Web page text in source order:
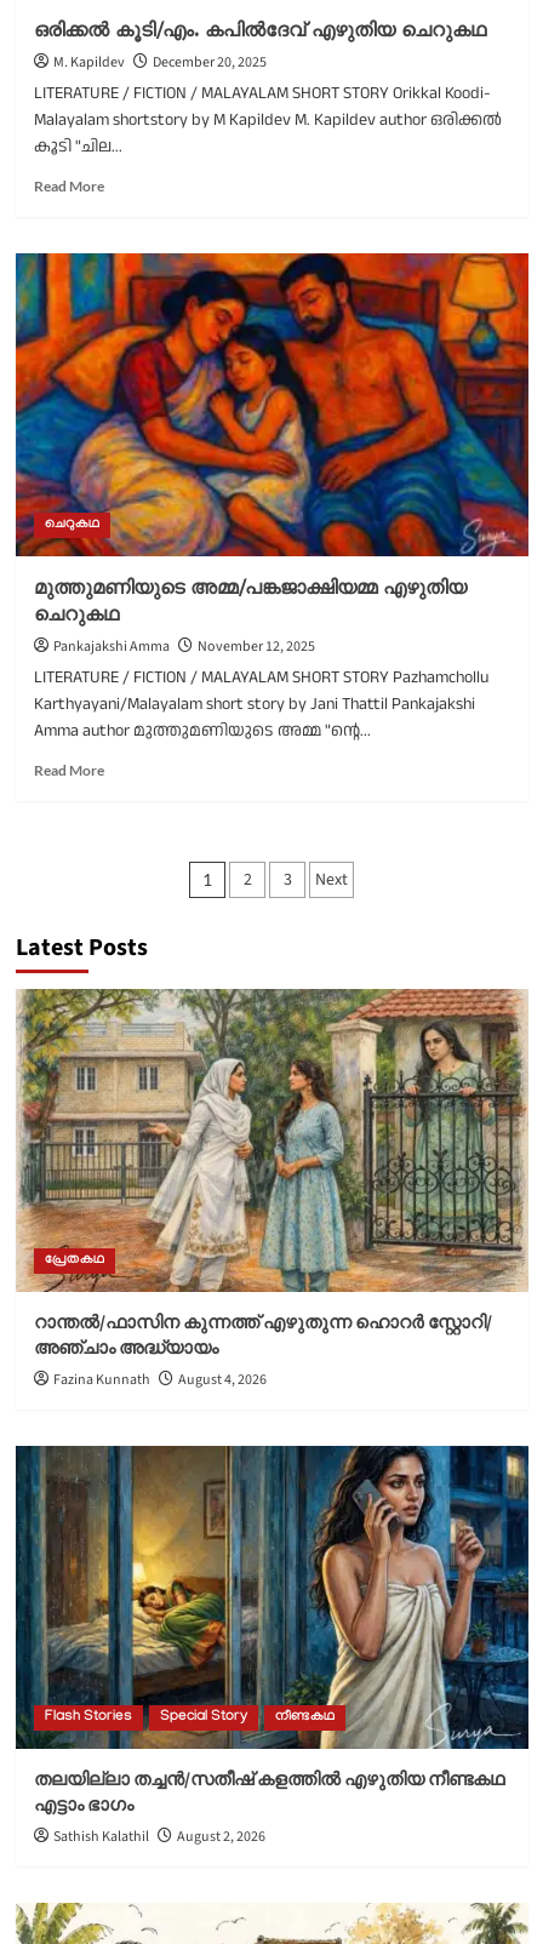
ഒരിക്കൽ കൂടി/എം. കപിൽദേവ് എഴുതിയ ചെറുകഥ
M. Kapildev December 20, 2025
LITERATURE / FICTION / MALAYALAM SHORT STORY Orikkal Koodi-
Malayalam shortstory by M Kapildev M. Kapildev author ഒരിക്കൽ
കൂടി "ചില...
Read MoreRead
ഒരിക്കൽ
കൂടി/
എം.
കപിൽദേവ്
എഴുതിയ
ചെറുകഥ
ചെറുകഥ
മുത്തുമണിയുടെ അമ്മ/പങ്കജാക്ഷിയമ്മ എഴുതിയ
ചെറുകഥ
Pankajakshi Amma November 12, 2025
LITERATURE / FICTION / MALAYALAM SHORT STORY Pazhamchollu
Karthyayani/Malayalam short story by Jani Thattil Pankajakshi
Amma author മുത്തുമണിയുടെ അമ്മ "ന്റെ...
Read MoreRead
Posts
1 2 3 Next
Latest Posts
പ്രേതകഥ
റാന്തൽ/ഫാസിന കുന്നത്ത് എഴുതുന്ന ഹൊറർ സ്റ്റോറി/
അഞ്ചാം അദ്ധ്യായം
Fazina Kunnath August 4, 2026
Flash Stories Special Story നീണ്ടകഥ
തലയില്ലാ തച്ചൻ/സതീഷ് കളത്തിൽ എഴുതിയ നീണ്ടകഥ
എട്ടാം ഭാഗം
Sathish Kalathil August 2, 2026